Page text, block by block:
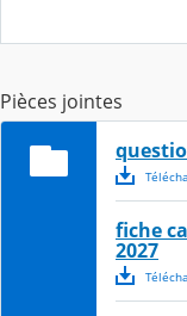
Pièces jointes
fiche
2027